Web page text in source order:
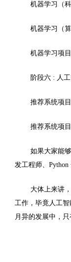
机器学习（
机器学习（算
机器学习项
阶段六 : 人
推荐系统项
推荐系统项
如果大家能
发工程师、
大体上来讲
工作，毕竟人工
月异的发展中，